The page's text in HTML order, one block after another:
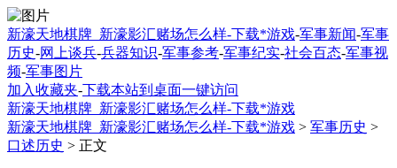
新濠天地棋牌_新濠影汇赌场怎么样-下载*游戏-军事新闻-军事
历史-网上谈兵-兵器知识-军事参考-军事纪实-社会百态-军事视
频-军事图片
加入收藏夹-下载本站到桌面一键访问
新濠天地棋牌_新濠影汇赌场怎么样-下载*游戏
新濠天地棋牌_新濠影汇赌场怎么样-下载*游戏 > 军事历史 >
口述历史 > 正文